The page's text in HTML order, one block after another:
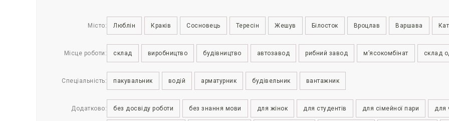
Місто: Люблін Краків Сосновець Тересін Жешув Білосток Вроцлав Варшава
Місце роботи: склад виробництво будівництво автозавод рибний завод м’ясокомбінат склад
Спеціальність: пакувальник водій арматурник будівельник вантажник
Додатково: без досвіду роботи без знання мови для жінок для студентів для сімейної пари для